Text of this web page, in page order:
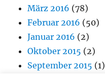
März 2016 (78)
Februar 2016 (50)
Januar 2016 (2)
Oktober 2015 (2)
September 2015 (1)